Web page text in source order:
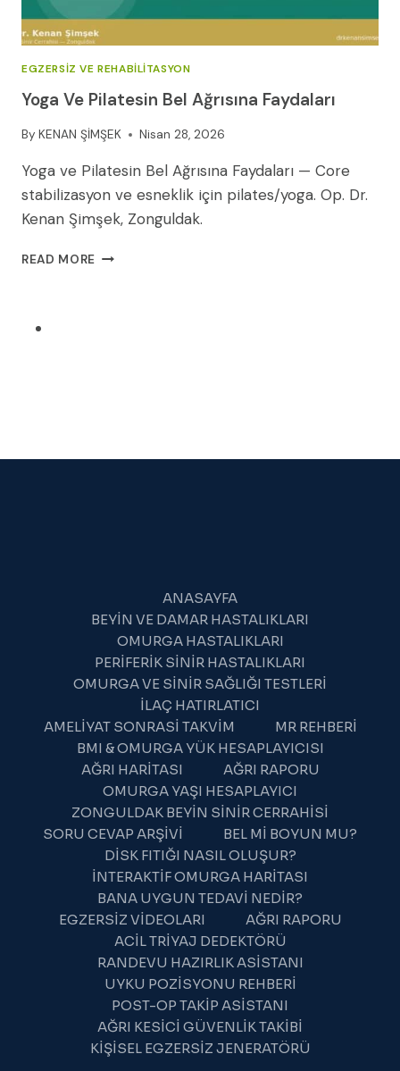
EGZERSIZ VE REHABILITASYON
Yoga Ve Pilatesin Bel Ağrısına Faydaları
By KENAN ŞİMŞEK Nisan 28, 2026
Yoga ve Pilatesin Bel Ağrısına Faydaları — Core
stabilizasyon ve esneklik için pilates/yoga. Op. Dr.
Kenan Şimşek, Zonguldak.
READ MORE YOGA
ANASAYFA
BEYIN VE DAMAR HASTALIKLARI
OMURGA HASTALIKLARI
PERIFERIK SINIR HASTALIKLARI
OMURGA VE SINIR SAĞLIĞI TESTLERI
İLAÇ HATIRLATICI
AMELIYAT SONRASI TAKVIM
MR REHBERI
BMI & OMURGA YÜK HESAPLAYICISI
AĞRI HARITASI
AĞRI RAPORU
OMURGA YAŞI HESAPLAYICI
ZONGULDAK BEYIN SINIR CERRAHISI
SORU CEVAP ARŞIVI
BEL MI BOYUN MU?
DISK FITIĞI NASIL OLUŞUR?
İNTERAKTIF OMURGA HARITASI
BANA UYGUN TEDAVI NEDIR?
EGZERSIZ VIDEOLARI
AĞRI RAPORU
ACIL TRIYAJ DEDEKTÖRÜ
RANDEVU HAZIRLIK ASISTANI
UYKU POZISYONU REHBERI
POST-OP TAKIP ASISTANI
AĞRI KESICI GÜVENLIK TAKIBI
KIŞISEL EGZERSIZ JENERATÖRÜ
WhatsApp Destek
Şu an çevrimdışı
19:46